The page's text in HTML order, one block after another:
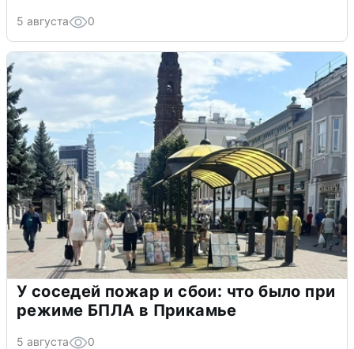
5 августа 0
У соседей пожар и сбои: что было при
режиме БПЛА в Прикамье
5 августа 0